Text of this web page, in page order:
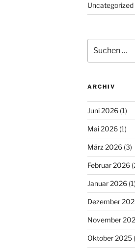
Uncategorized
nach:
ARCHIV
Juni 2026(1)
Mai 2026(1)
März 2026(3)
Februar 2026
Januar 2026(1)
Dezember
November
Oktober 2025